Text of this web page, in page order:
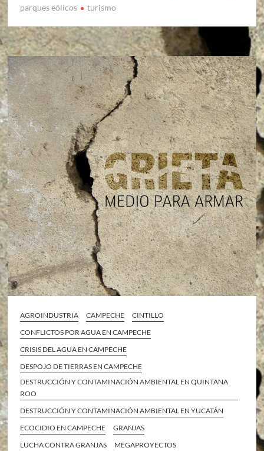
parques eólicos
turismo
AGROINDUSTRIA CAMPECHE
CINTILLO
CONFLICTOS POR AGUA EN CAMPECHE
CRISIS DEL AGUA EN CAMPECHE
DESPOJO DE TIERRAS EN CAMPECHE
DESTRUCCIÓN Y CONTAMINACIÓN AMBIENTAL EN QUINTANA
ROO
DESTRUCCIÓN Y CONTAMINACIÓN AMBIENTAL EN YUCATÁN
ECOCIDIO EN CAMPECHE
GRANJAS
LUCHA CONTRA GRANJAS
MEGAPROYECTOS